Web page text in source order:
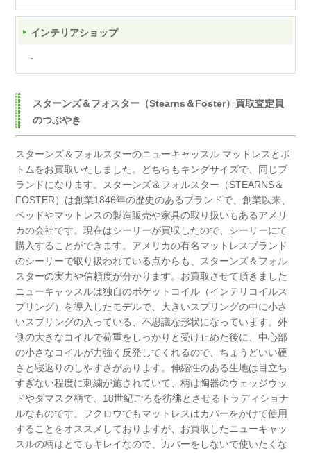
インテリアショップ
-
スターンズ＆フォスター（Stearns＆Foster）買取査定員
のつぶやき
スターンズ＆フォルスターのニューキャッスル マットレスとボ
トムをお買取いたしました。 どちらもキングサイズで、同じブ
ランドになります。 スターンズ＆フォルスター（STEARNS＆
FOSTER）は創業1846年の歴史のあるブランドで、創業以来、
ベッドやマットレスの製造販売や家具の取り扱いもあるアメリ
カの会社です。現在はシーリーが買収したので、シーリーにて
購入することができます。 アメリカの有名マットレスブランド
のシーリーで取り扱われている点からも、 スターンズ＆フォル
スターの実力や信頼度が分かります。 お買取させて頂きました
ニューキャッスルは独自のポケットコイル（インテリコイルス
プリング）を導入したモデルで、 大きいスプリングの中に小さ
いスプリングの入っている、不思議な形状になっています。外
側の大きなコイルで荷重をしっかりと受け止めた後に、中心部
の小さなコイルが力強く反発してくれるので、ちょうどいい硬
さと寝返りのしやすさがあります。伸縮性のある生地は目立ち
すぎない程度に刺繍が施されていて、柄は陶器のウェッジウッ
ドやダマスク柄で、18世紀ごろを彷彿とさせるトラディショナ
ルなものです。 フクロウでもマットレスはカバーをかけて使用
することをオススメしておりますが、 お買取したニューキャッ
スルの柄はとてもキレイなので、カバーをしないで使いたくな